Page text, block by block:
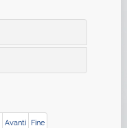
Avanti Fine